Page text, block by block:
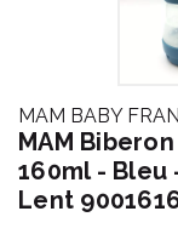
MAM BABY
MAM
160ml - Bleu
Lent